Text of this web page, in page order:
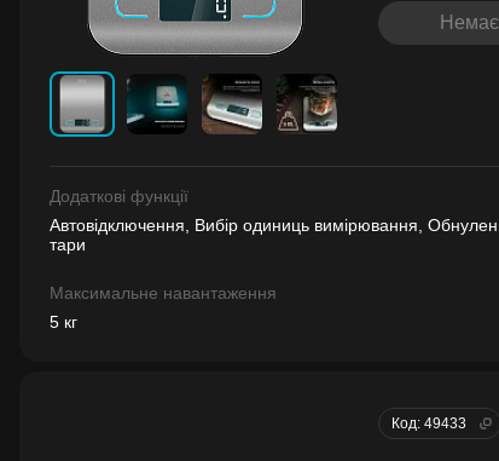
Немає
Додаткові функції
Автовідключення, Вибір одиниць вимірювання,
тари
Максимальне навантаження
5 кг
Код: 49433